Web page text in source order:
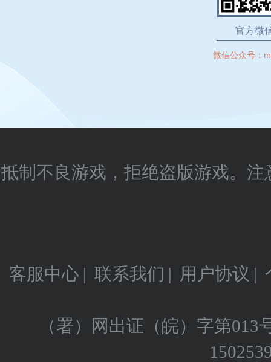
官方微
微信公众号：
抵制不良游戏，拒绝盗版游戏。
客服中心 | 联系我们 | 用户协议 |
（署）网出证（皖）字第013